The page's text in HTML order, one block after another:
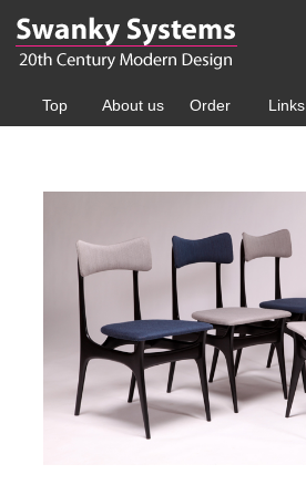
Top About us Order Links